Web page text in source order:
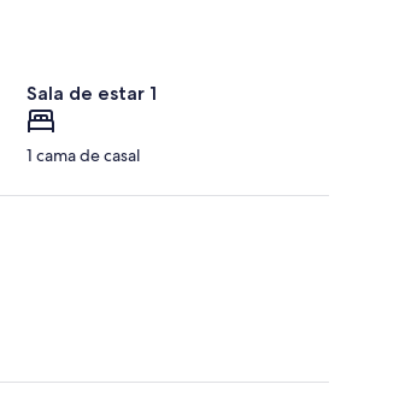
Sala de estar 1
1 cama de casal